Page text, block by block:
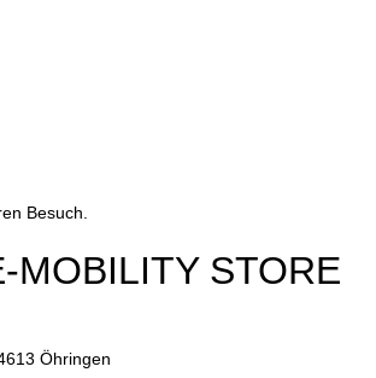
Besuch.
MOBILITY STORE
Öhringen